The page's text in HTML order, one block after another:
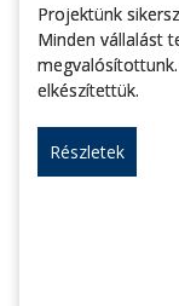
Projektünk
Minden vállalást
elkészítettük.
Részletek